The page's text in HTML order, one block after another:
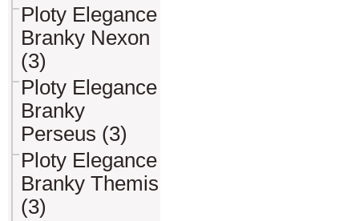
Ploty Elegance
Branky Nexon
(3)
Ploty Elegance
Branky
Perseus (3)
Ploty Elegance
Branky Themis
(3)